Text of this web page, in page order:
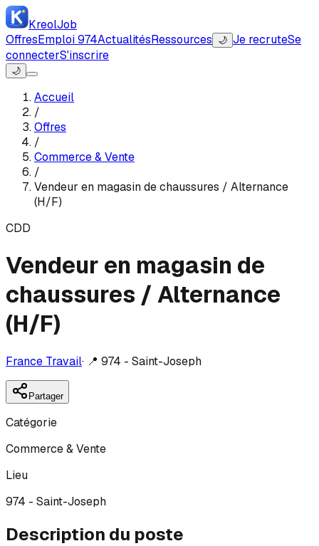
KreolJob
OffresEmploi 974ActualitésRessources 🌙 Je recruteSe
connecterS'inscrire
🌙
Accueil
/
Offres
/
Commerce & Vente
/
Vendeur en magasin de chaussures / Alternance
(H/F)
CDD
Vendeur en magasin de
chaussures / Alternance
(H/F)
France Travail· 📍 974 - Saint-Joseph
Partager
Catégorie
Commerce & Vente
Lieu
974 - Saint-Joseph
Description du poste